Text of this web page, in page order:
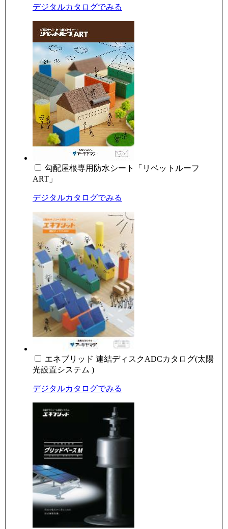
デジタルカタログでみる
勾配屋根専用防水シート「リベットルーフ
ART」
デジタルカタログでみる
エネブリッド 連結ディスクADCカタログ(太陽
光設置システム )
デジタルカタログでみる